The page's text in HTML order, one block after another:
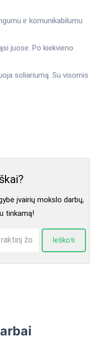
ir komunikabilumu.
juose. Po kiekvieno
soliariumą. Su visomis
įvairių mokslo darbų,
tinkamą!
Ieškoti